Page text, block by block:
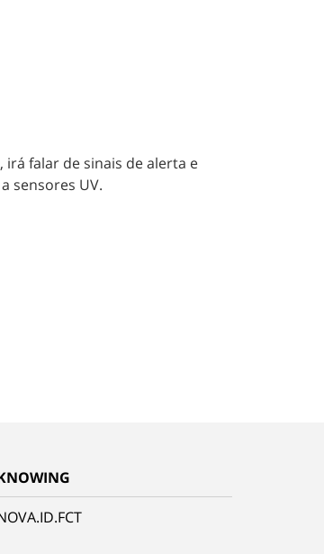
irá falar de sinais de alerta e
sensores UV.